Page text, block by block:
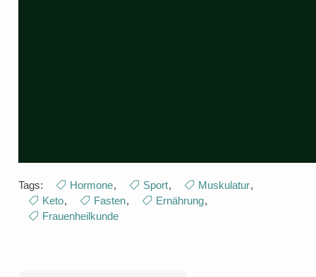
Tags: Hormone, Sport, Muskulatur,
Keto, Fasten, Ernährung,
Frauenheilkunde